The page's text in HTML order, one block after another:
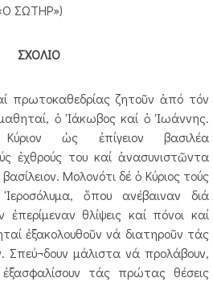
ΣΩΤΗΡ»)
ΣΧΟΛΙΟ
πρωτοκαθεδρίας ζητοῦν ἀπό τόν
μαθηταί, ὁ Ἰάκωβος καί ὁ Ἰωάννης.
ὡς ἐπίγειον βασιλέα
ἐχθρούς του καί ἀνασυνιστῶντα
Μολονότι δέ ὁ Κύριος τούς
ὅπου ανέβαιναν διά
θλίψεις καί πόνοι καί
ἐξακολουθοῦν νά διατηροῦν τάς
Σπεύ¬δουν μάλιστα νά προλάβουν,
τάς πρώτας θέσεις